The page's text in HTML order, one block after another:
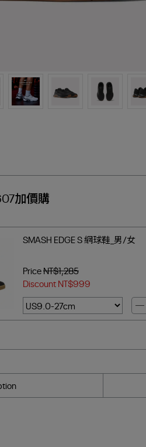
加價購
SMASH EDGE S 網球鞋_男/女
PriceNT$1,285
DiscountNT$999